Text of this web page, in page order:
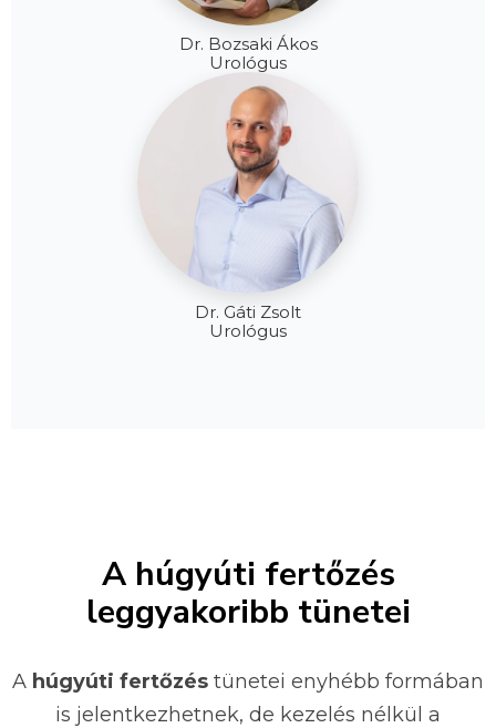
Dr. Bozsaki Ákos
Urológus
Dr. Gáti Zsolt
Urológus
A húgyúti fertőzés
leggyakoribb tünetei
A húgyúti fertőzés tünetei enyhébb formában
is jelentkezhetnek, de kezelés nélkül a